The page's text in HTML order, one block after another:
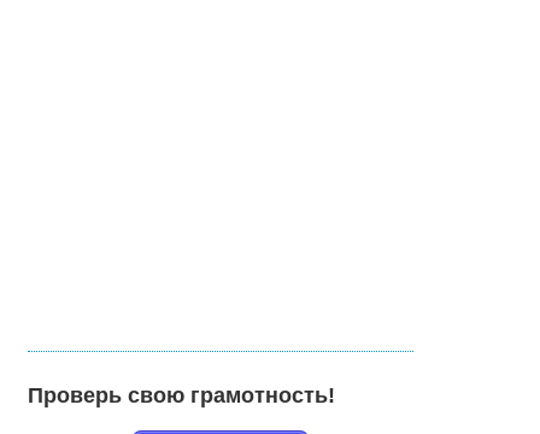
Проверь свою грамотность!